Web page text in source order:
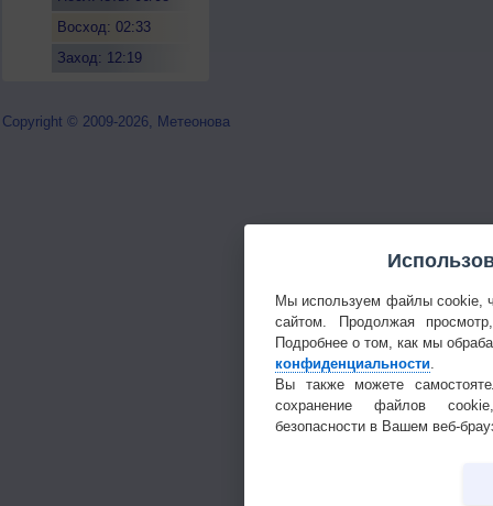
Восход: 02:33
Заход: 12:19
Copyright © 2009-2026, Метеонова
Мы используем файлы cookie,
сайтом. Продолжая
Подробнее о том, как мы
конфиденциальности.
Вы также можете
сохранение файлов
безопасности в Вашем веб-